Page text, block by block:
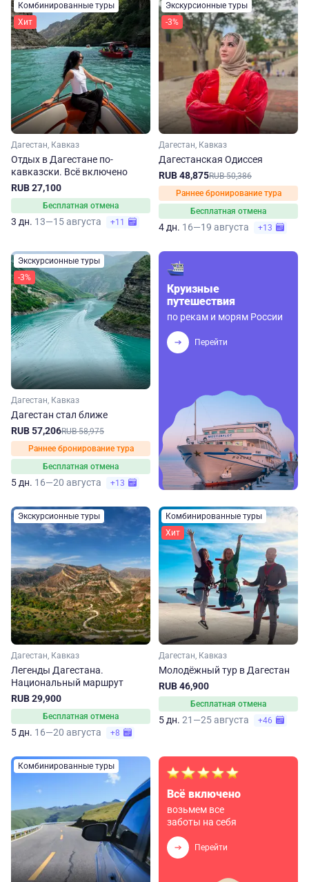
Комбинированные туры
Хит
Дагестан, Кавказ
Отдых в Дагестане по-
кавказски. Всё включено
RUB 27,100
Бесплатная отмена
3 дн. 13—15 августа +11
Экскурсионные туры
-3%
Дагестан, Кавказ
Дагестанская Одиссея
RUB 48,875RUB 50,386
Раннее бронирование тура
Бесплатная отмена
4 дн. 16—19 августа +13
Экскурсионные туры
-3%
Дагестан, Кавказ
Дагестан стал ближе
RUB 57,206RUB 58,975
Раннее бронирование тура
Бесплатная отмена
5 дн. 16—20 августа +13
Круизные
путешествия
по рекам и морям России
Перейти
Экскурсионные туры
Дагестан, Кавказ
Легенды Дагестана.
Национальный маршрут
RUB 29,900
Бесплатная отмена
5 дн. 16—20 августа +8
Комбинированные туры
Хит
Дагестан, Кавказ
Молодёжный тур в Дагестан
RUB 46,900
Бесплатная отмена
5 дн. 21—25 августа +46
Комбинированные туры
Всё включено
возьмем все
заботы на себя
Перейти